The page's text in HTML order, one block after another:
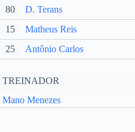
80
D. Terans
15
Matheus Reis
25
Antônio Carlos
TREINADOR
Mano Menezes